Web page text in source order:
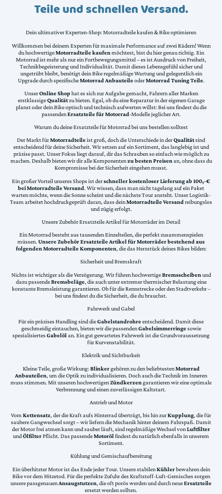
Teile und schnellen Versand.
Dein ultimativer Experten-Shop: Motorradteile kaufen & Bike optimieren
Willkommen bei deinem Experten für maximale Performance auf zwei Rädern! Wenn
du hochwertigeMotorradteile kaufen möchtest, bist du hier genau richtig. Ein
Motorrad ist mehr als nur ein Fortbewegungsmittel – es ist Ausdruck von Freiheit,
Technikbegeisterung und Individualität. Damit dieses Lebensgefühl sicher und
ungetrübt bleibt, benötigt dein Bike regelmäßige Wartung und gelegentlich ein
Upgrade durch spezifischeMotorrad AnbauteileoderMotorrad Tuning Teile.
UnserOnline Shophat es sich zur Aufgabe gemacht, Fahrern aller Marken
erstklassigeQualitätzu bieten. Egal, ob du eine Reparatur in der eigenen Garage
planst oder dein Bike optisch und technisch aufwerten willst: Bei uns findest du die
passendenErsatzteile für Motorrad-Modelle jeglicher Art.
Warum du deine Ersatzteile für Motorrad bei uns bestellen solltest
Der Markt fürMotorradteileist groß, doch die Unterschiede in derQualitätsind
entscheidend für deine Sicherheit. Wir setzen auf ein Sortiment, das langlebig ist und
präzise passt. Unser Fokus liegt darauf, dir das Schrauben so einfach wie möglich zu
machen. Deshalb bieten wir dir alle Komponentenzu besten Preisenan, ohne dass du
Kompromisse bei der Sicherheit eingehen musst.
Ein großer Vorteil unseres Shops ist derschneller kostenloser Lieferung ab 100,-€
bei Motorradteile Versand. Wir wissen, dass man nicht tagelang auf ein Paket
warten möchte, wenn die Sonne scheint und die nächste Tour ansteht. Unser Logistik-
Team arbeitet hochdruckgeprüft daran, dass deinMotorradteile Versand reibungslos
und zügig erfolgt.
Unsere Zubehör Ersatzteile Artikel für Motorräder im Detail
Ein Motorrad besteht aus tausenden Einzelteilen, die perfekt zusammenspielen
müssen. Unsere Zubehör Ersatzteile Artikel für Motorräder bestehend aus
folgenden Motorradteile Komponenten, die das Herzstück deines Bikes bilden:
Sicherheit und Bremskraft
Nichts ist wichtiger als die Verzögerung. Wir führen hochwertigeBremsscheiben und
dazu passendeBremsbeläge, die auch unter extremer thermischer Belastung eine
konstante Bremsleistung garantieren. Ob für die Rennstrecke oder den Stadtverkehr –
bei uns findest du die Sicherheit, die du brauchst.
Fahrwerk und Gabel
Für ein präzises Handling sind dieGabelstandrohreentscheidend. Damit diese
geschmeidig eintauchen, bieten wir die passendenGabelsimmerringesowie
spezialisiertesGabelölan. Ein gut gewartetes Fahrwerk ist die Grundvoraussetzung
für Kurvenstabilität.
Elektrik und Sichtbarkeit
Kleine Teile, große Wirkung: Blinkergehören zu den beliebtestenMotorrad
Anbauteilen, um die Optik zu individualisieren. Doch auch die Technik im Inneren
muss stimmen. Mit unseren hochwertigenZündkerzen garantieren wir eine optimale
Verbrennung und einen zuverlässigen Kaltstart.
Antrieb und Motor
VomKettensatz, der die Kraft aufs Hinterrad überträgt, bis hin zurKupplung, die für
saubere Gangwechsel sorgt – wir liefern die Mechanik hinter deinem Fahrspaß. Damit
der Motor frei atmen kann und sauber läuft, sind regelmäßige Wechsel vonLuftfilter
undÖlfilterPflicht. Das passendeMotorölfindest du natürlich ebenfalls in unserem
Sortiment.
Kühlung und Gemischaufbereitung
Ein überhitzter Motor ist das Ende jeder Tour. Unsere stabilenKühlerbewahren dein
Bike vor dem Hitzetod. Für die perfekte Zufuhr des Kraftstoff-Luft-Gemisches sorgen
unsere passgenauenAnsaugstutzen, die oft porös werden und durch neueErsatzteile
ersetzt werden sollten.